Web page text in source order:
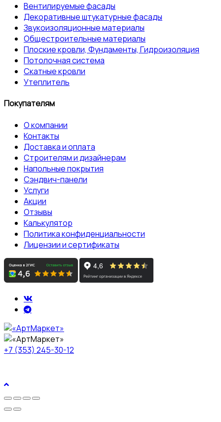
Вентилируемые фасады
Декоративные штукатурные фасады
Звукоизоляционные материалы
Общестроительные материалы
Плоские кровли, Фундаменты, Гидроизоляция
Потолочная система
Скатные кровли
Утеплитель
Покупателям
О компании
Контакты
Доставка и оплата
Строителям и дизайнерам
Напольные покрытия
Сэндвич-панели
Услуги
Акции
Отзывы
Калькулятор
Политика конфиденциальности
Лицензии и сертификаты
+7 (353) 245-30-12